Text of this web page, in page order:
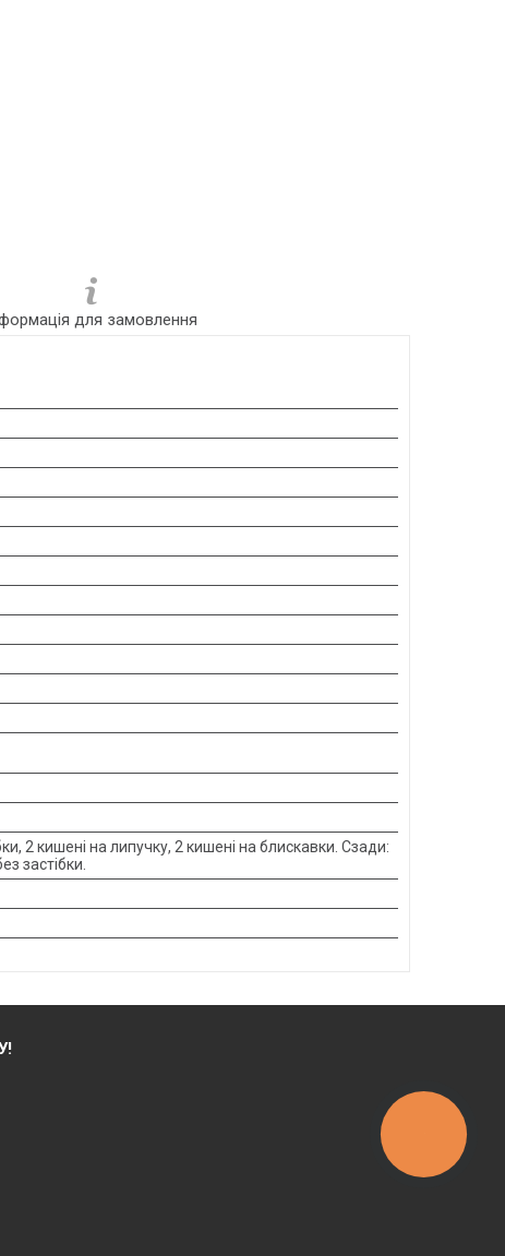
для замовлення
2 кишені на липучку, 2 кишені на блискавки. Сзади:
застібки.